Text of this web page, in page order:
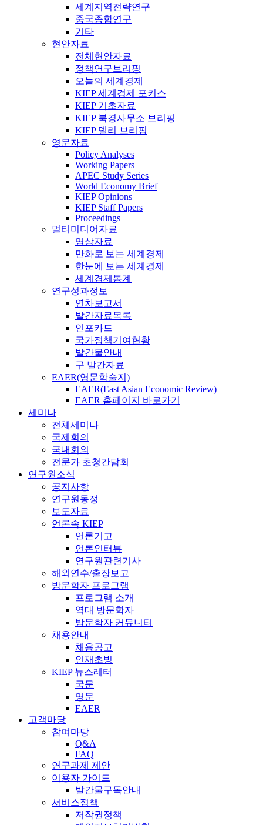
세계지역전략연구
중국종합연구
기타
현안자료
전체현안자료
정책연구브리핑
오늘의 세계경제
KIEP 세계경제 포커스
KIEP 기초자료
KIEP 북경사무소 브리핑
KIEP 델리 브리핑
영문자료
Policy Analyses
Working Papers
APEC Study Series
World Economy Brief
KIEP Opinions
KIEP Staff Papers
Proceedings
멀티미디어자료
영상자료
만화로 보는 세계경제
한눈에 보는 세계경제
세계경제통계
연구성과정보
연차보고서
발간자료목록
인포카드
국가정책기여현황
발간물안내
구 발간자료
EAER(영문학술지)
EAER(East Asian Economic Review)
EAER 홈페이지 바로가기
세미나
전체세미나
국제회의
국내회의
전문가 초청간담회
연구원소식
공지사항
연구원동정
보도자료
언론속 KIEP
언론기고
언론인터뷰
연구원관련기사
해외연수/출장보고
방문학자 프로그램
프로그램 소개
역대 방문학자
방문학자 커뮤니티
채용안내
채용공고
인재초빙
KIEP 뉴스레터
국문
영문
EAER
고객마당
참여마당
Q&A
FAQ
연구과제 제안
이용자 가이드
발간물구독안내
서비스정책
저작권정책